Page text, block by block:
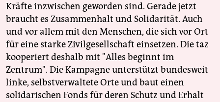
Kräfte inzwischen geworden sind. Gerade jetzt
braucht es Zusammenhalt und Solidarität. Auch
und vor allem mit den Menschen, die sich vor Ort
für eine starke Zivilgesellschaft einsetzen. Die taz
kooperiert deshalb mit "Alles beginnt im
Zentrum". Die Kampagne unterstützt bundesweit
linke, selbstverwaltete Orte und baut einen
solidarischen Fonds für deren Schutz und Erhalt